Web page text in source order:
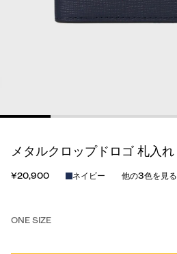
メタルクロップドロゴ 札入れ
¥20,900 ネイビー 他の3色を見る
ONE SIZE